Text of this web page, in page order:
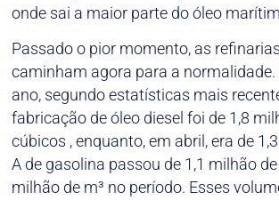
onde sai a maior parte do óleo
Passado o pior momento, as
caminham agora para a normalidade.
ano, segundo estatísticas mais
fabricação de óleo diesel foi de 1,8
cúbicos , enquanto, em abril, era de
A de gasolina passou de 1,1 milhão
milhão de m³ no período. Esses